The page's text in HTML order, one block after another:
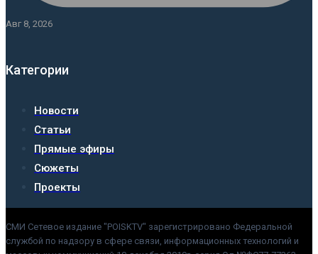
Авг 8, 2026
Категории
Новости
Статьи
Прямые эфиры
Сюжеты
Проекты
СМИ Сетевое издание "POISKTV" зарегистрировано Федеральной
службой по надзору в сфере связи, информационных технологий и